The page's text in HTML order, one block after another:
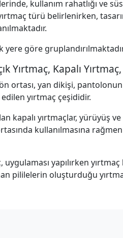
kullanım rahatlığı ve
türü belirlenirken,
göre
Yırtmaç, Kapalı
ortası, yan dikişi,
yırtmaç çeşididir.
kapalı yırtmaçlar, yürüyüş
kullanılmasına
uygulaması yapılırken
pililelerin oluşturduğu